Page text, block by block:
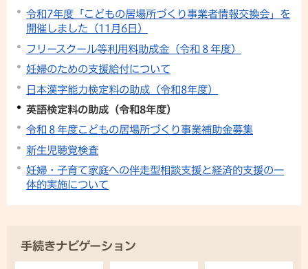
令和7年度「こどもの居場所づくり事業者情報交換会」を
開催しました（11月6日）
フリースクール等利用料助成金（令和８年度）
妊婦のための支援給付について
日本漢字能力検定料の助成（令和8年度）
英語検定料の助成（令和8年度）
令和８年度こどもの居場所づくり事業補助金募集
新生児聴覚検査
妊婦・子育て家庭への伴走型相談支援と経済的支援の一
体的実施について
手続きナビゲーション